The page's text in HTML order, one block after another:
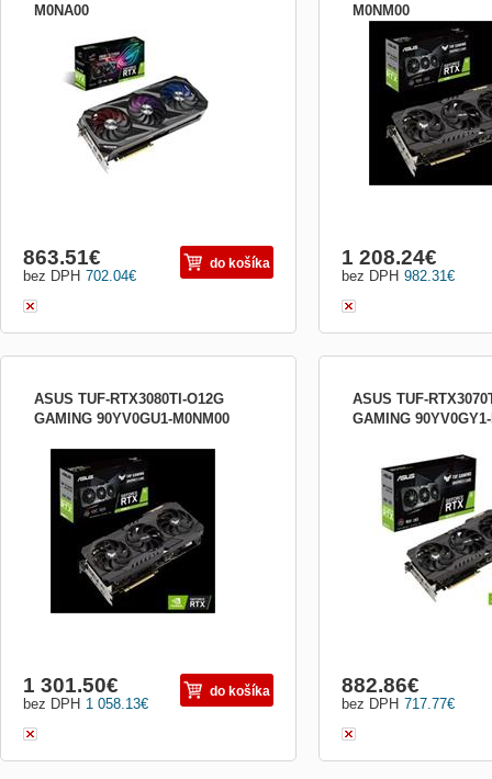
M0NA00
Paměť: 8 GB GDDR6 Šířka paměťové
sběrnice: 256-bit Rozhraní: PCI Express
4.0 Open GL: 4.6 Frekvence jádra: * OC
Mode - 1935 MHz (Boost Clock) * Gaming
Mode - 1905 MHz (Boost Clock)
Frekvence paměti: 14 000 MHz Max....
702.04€
bez DPH
863.51€ do košíka
M0NM00
Grafický čip: NVIDIA
Paměť: 10 GB GDDR6X
sběrnice: 320-bit
4.0 Open GL: 4.6
Mode - 1740 MHz
Mode (Default) - GPU
MHz , GPU Base Clock ...
982.31€
bez DPH
1 208.24€
ASUS TUF-RTX3080TI-O12G
GAMING 90YV0GU1-M0NM00
Grafický čip: NVIDIA GeForce RTX 3080
Ti Paměť: 12 GB GDDR6X Šířka
paměťové sběrnice: 384 bitů Rozhraní:
PCI Express 4.0 Open GL: 4.6 Frekvence
jádra: * OC mode : 1785 MHz (Boost
Clock) * Gaming mode : 1755 MHz (Boost
Clock) Frekvence paměti: 19 000 MH...
1 058.13€
bez DPH
1 301.50€ do košíka
ASUS TUF-
GAMING
Grafický čip: NVIDIA
Ti Paměť: 8 GB
sběrnice: 256-bit
4.0 Open GL: 4.6
mode : 1800 MHz
mode : 1770 MHz (Boost
Frekvence paměti: 19
717.77€
bez DPH
882.86€